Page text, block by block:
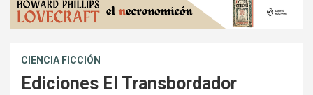
CIENCIA FICCIÓN
Ediciones El Transbordador